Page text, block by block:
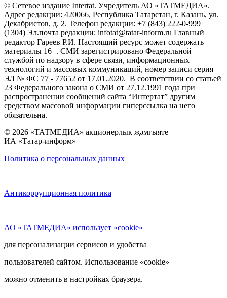
© Сетевое издание Intertat. Учредитель АО «ТАТМЕДИА».
Адрес редакции: 420066, Республика Татарстан, г. Казань, ул.
Декабристов, д. 2. Телефон редакции: +7 (843) 222-0-999
(1304) Эл.почта редакции: infotat@tatar-inform.ru Главный
редактор Гареев Р.И. Настоящий ресурс может содержать
материалы 16+. СМИ зарегистрировано Федеральной
службой по надзору в сфере связи, информационных
технологий и массовых коммуникаций, номер записи серия
ЭЛ № ФС 77 - 77652 от 17.01.2020. В соответствии со статьей
23 Федерального закона о СМИ от 27.12.1991 года при
распространении сообщений сайта “Интертат” другим
средством массовой информации гиперссылка на него
обязательна.
© 2026 «ТАТМЕДИА» акционерлык җәмгыяте
ИА «Татар-информ»
Политика о персональных данных
Антикоррупционная политика
АО «ТАТМЕДИА» использует «cookie»
для персонализации сервисов и удобства
пользователей сайтом. Использование «cookie»
можно отменить в настройках браузера.